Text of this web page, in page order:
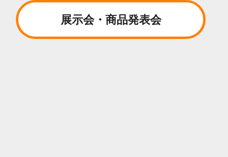
展示会・商品発表会